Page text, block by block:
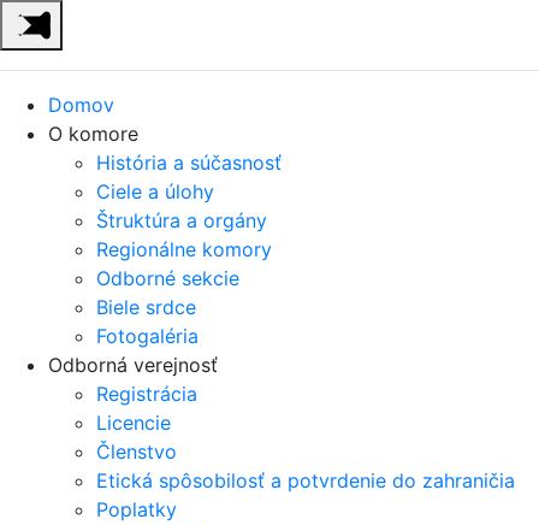
Domov
O komore
História a súčasnosť
Ciele a úlohy
Štruktúra a orgány
Regionálne komory
Odborné sekcie
Biele srdce
Fotogaléria
Odborná verejnosť
Registrácia
Licencie
Členstvo
Etická spôsobilosť a potvrdenie do zahraničia
Poplatky